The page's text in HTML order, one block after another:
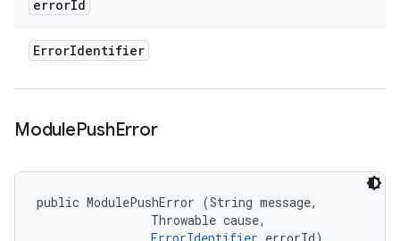
errorId
ErrorIdentifier
ModulePushError
public ModulePushError (String message,
                Throwable cause,